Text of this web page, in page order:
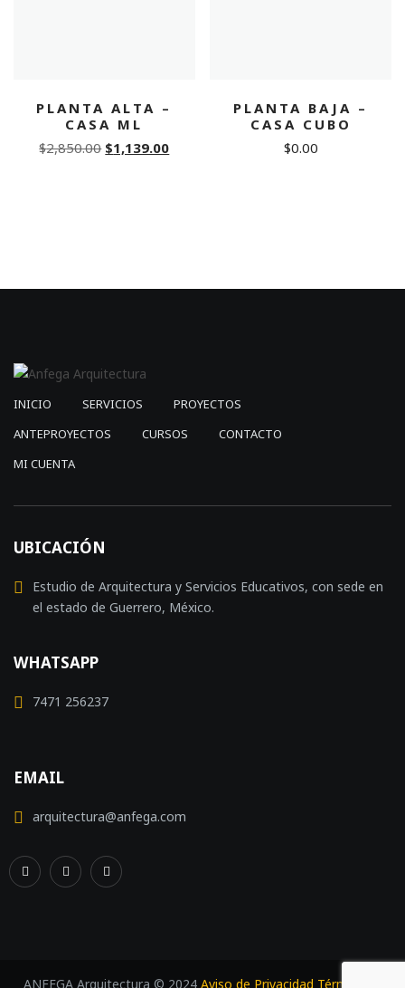
PLANTA ALTA –
CASA ML
$2,850.00 Original
$1,139.00Current
PLANTA BAJA –
CASA CUBO
$0.00
INICIO SERVICIOS
PROYECTOS
ANTEPROYECTOS
CURSOS
CONTACTO
MI CUENTA
UBICACIÓN
Estudio de Arquitectura y Servicios Educativos, con sede en
el estado de Guerrero, México.
WHATSAPP
7471 256237
EMAIL
arquitectura@anfega.com
ANFEGA Arquitectura © 2024 Aviso de Privacidad Términos y